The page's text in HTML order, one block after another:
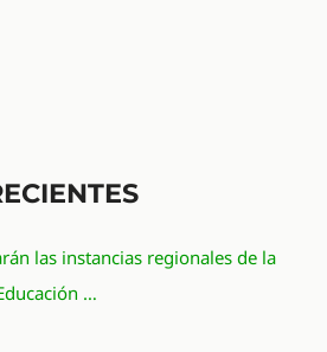
las instancias regionales de la
…